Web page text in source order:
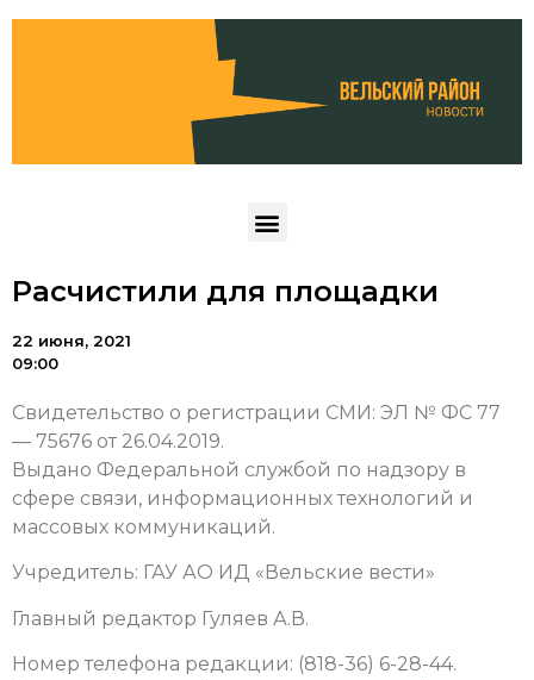
Расчистили для площадки
22 июня, 2021
09:00
Свидетельство о регистрации СМИ: ЭЛ № ФС 77
— 75676 от 26.04.2019.
Выдано Федеральной службой по надзору в
сфере связи, информационных технологий и
массовых коммуникаций.
Учредитель: ГАУ АО ИД «Вельские вести»
Главный редактор Гуляев А.В.
Номер телефона редакции: (818-36) 6-28-44.